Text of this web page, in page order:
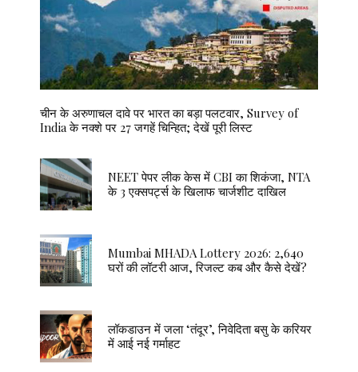
चीन के अरुणाचल दावे पर भारत का बड़ा पलटवार, Survey of
India के नक्शे पर 27 जगहें चिन्हित; देखें पूरी लिस्ट
NEET पेपर लीक केस में CBI का शिकंजा, NTA
के 3 एक्सपर्ट्स के खिलाफ चार्जशीट दाखिल
Mumbai MHADA Lottery 2026: 2,640
घरों की लॉटरी आज, रिजल्ट कब और कैसे देखें?
लॉकडाउन में जला ‘तंदूर’, निवेदिता बसु के करियर
में आई नई गर्माहट